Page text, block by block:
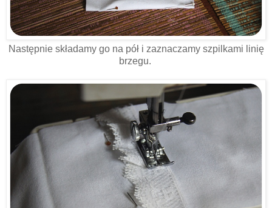
Następnie składamy go na pół i zaznaczamy szpilkami linię
brzegu.